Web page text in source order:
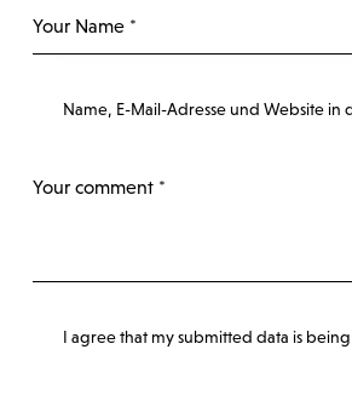
Name, E-Mail-Adresse und Website in
I agree that my submitted data is